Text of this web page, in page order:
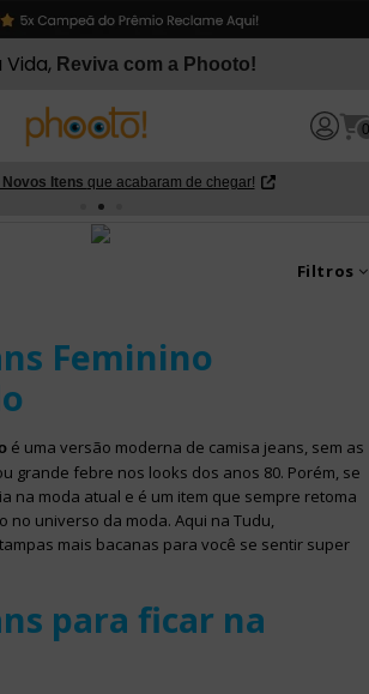
Vida, Reviva com a Phooto!
0
Itens que acabaram de chegar!
Jeans
moderna da camisa jeans
Filtros
Feminino
é uma versão moderna de camisa jeans, sem as
grande febre nos looks dos anos 80. Porém, se
na moda atual e é um item que sempre retoma
no universo da moda. Aqui na Tudu,
mais bacanas para você se sentir super
para ficar na